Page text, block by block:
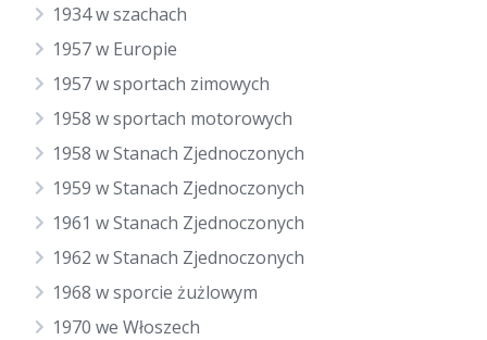
1934 w szachach
1957 w Europie
1957 w sportach zimowych
1958 w sportach motorowych
1958 w Stanach Zjednoczonych
1959 w Stanach Zjednoczonych
1961 w Stanach Zjednoczonych
1962 w Stanach Zjednoczonych
1968 w sporcie żużlowym
1970 we Włoszech